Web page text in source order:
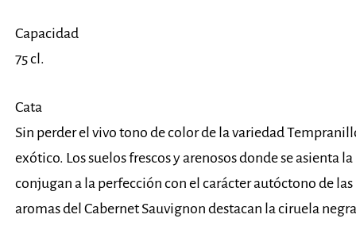
Capacidad
75 cl.
Cata
Sin perder el vivo tono de color de la variedad
exótico. Los suelos frescos y arenosos donde se asienta
conjugan a la perfección con el carácter autóctono de
aromas del Cabernet Sauvignon destacan la ciruela